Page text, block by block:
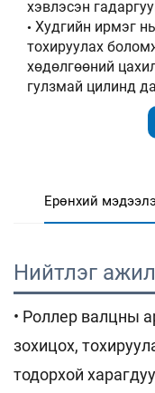
хэвлэсэн
• Худгийн ирмэг
тохируулах
хөдөлгөөний
гулзмай цилинд
Ерөнхий
Нийтлэг
• Роллер валцны
зохицох,
тодорхой